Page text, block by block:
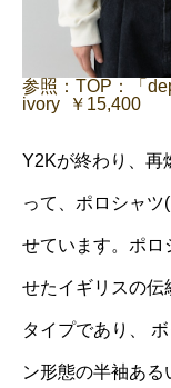
参照：TOP：「
ivory ￥15,400
Y2Kが終わり、再
って、ポロシャ
せています。ポロ
せたイギリスの伝
タイプであり、
ン形態の半袖ある